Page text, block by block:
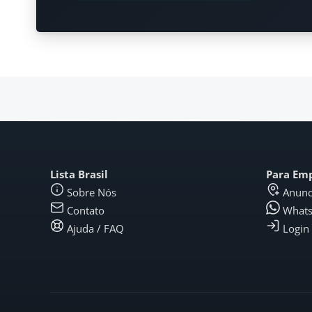
Lista Brasil
Sobre Nós
Contato
Ajuda / FAQ
Para